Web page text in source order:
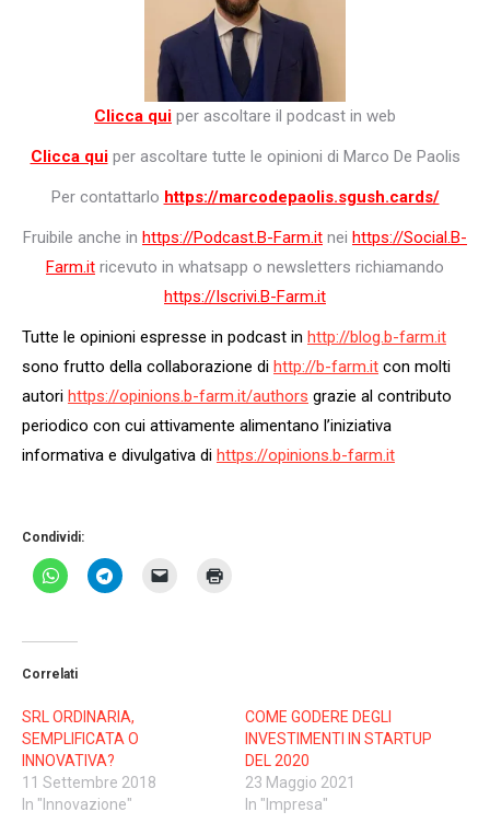
Clicca qui per ascoltare il podcast in web
Clicca qui per ascoltare tutte le opinioni di Marco De Paolis
Per contattarlo https://marcodepaolis.sgush.cards/
Fruibile anche in https://Podcast.B-Farm.it nei https://Social.B-
Farm.it ricevuto in whatsapp o newsletters richiamando
https://Iscrivi.B-Farm.it
Tutte le opinioni espresse in podcast in http://blog.b-farm.it
sono frutto della collaborazione di http://b-farm.it con molti
autori https://opinions.b-farm.it/authors grazie al contributo
periodico con cui attivamente alimentano l’iniziativa
informativa e divulgativa di https://opinions.b-farm.it
Condividi:
Correlati
SRL ORDINARIA,
SEMPLIFICATA O
INNOVATIVA?
11 Settembre 2018
In "Innovazione"
COME GODERE DEGLI
INVESTIMENTI IN STARTUP
DEL 2020
23 Maggio 2021
In "Impresa"